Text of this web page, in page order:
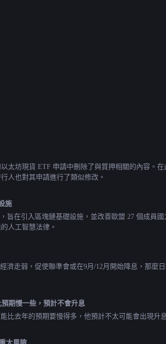
太坊現貨 ETF 申請中刪除了與質押相關的內容。
人也對其申請進行了類似修改。
施
旨在引入區塊鏈基礎設施，並改善歐盟 27 個成員
人工智慧法律。
濟走弱，促使聯準會或在9月/12月開始降息，那
期慢一些，預計不會升息
比去年的預期要慢得多，他預計不太可能會出現升